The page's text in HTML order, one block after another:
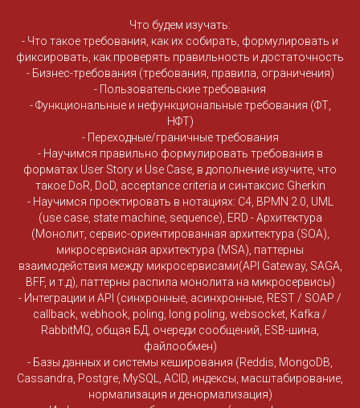
Что будем изучать:
- Что такое требования, как их собирать, формулировать и
фиксировать, как проверять правильность и достаточность
- Бизнес-требования (требования, правила, ограничения)
- Пользовательские требования
- Функциональные и нефункциональные требования (ФТ,
НФТ)
- Переходные/граничные требования
- Научимся правильно формулировать требования в
форматах User Story и Use Case, в дополнение изучите, что
такое DoR, DoD, acceptance criteria и синтаксис Gherkin
- Научимся проектировать в нотациях: С4, BPMN 2.0, UML
(use case, state machine, sequence), ERD - Архитектура
(Монолит, сервис-ориентированная архитектура (SOA),
микросервисная архитектура (MSA), паттерны
взаимодействия между микросервисами(API Gateway, SAGA,
BFF, и т.д), паттерны распила монолита на микросервисы)
- Интеграции и API (синхронные, асинхронные, REST / SOAP /
callback, webhook, poling, long poling, websocket, Kafka /
RabbitMQ, общая БД, очереди сообщений, ESB-шина,
файлообмен)
- Базы данных и системы кеширования (Reddis, MongoDB,
Cassandra, Postgre, MySQL, ACID, индексы, масштабирование,
нормализация и денормализация)